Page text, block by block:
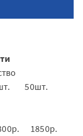
50шт.
1850р.